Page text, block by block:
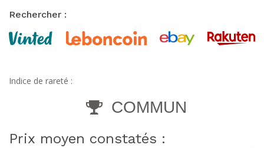
Rechercher :
Indice de rareté :
COMMUN
Prix moyen constatés :